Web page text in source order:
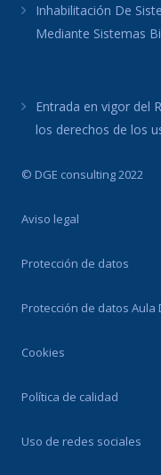
Inhabilitación De
Mediante Sistemas
Entrada en vigor del
los derechos de los
© DGE consulting 2022
Aviso legal
Protección de datos
Protección de datos Aula
Cookies
Política de calidad
Uso de redes sociales